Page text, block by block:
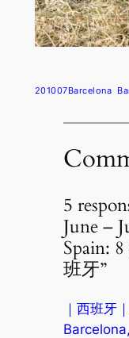
201007Barcelona
5
June –
Spain:
班牙”
｜西班牙